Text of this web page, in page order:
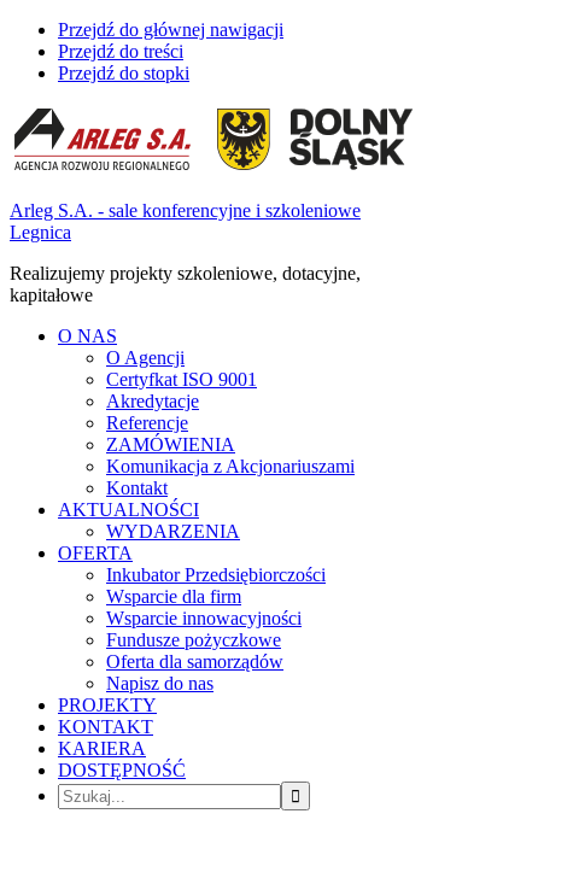
Przejdź do głównej nawigacji
Przejdź do treści
Przejdź do stopki
Arleg S.A. - sale konferencyjne i szkoleniowe
Legnica
Realizujemy projekty szkoleniowe, dotacyjne,
kapitałowe
O NAS
O Agencji
Certyfkat ISO 9001
Akredytacje
Referencje
ZAMÓWIENIA
Komunikacja z Akcjonariuszami
Kontakt
AKTUALNOŚCI
WYDARZENIA
OFERTA
Inkubator Przedsiębiorczości
Wsparcie dla firm
Wsparcie innowacyjności
Fundusze pożyczkowe
Oferta dla samorządów
Napisz do nas
PROJEKTY
KONTAKT
KARIERA
DOSTĘPNOŚĆ
Szukaj...